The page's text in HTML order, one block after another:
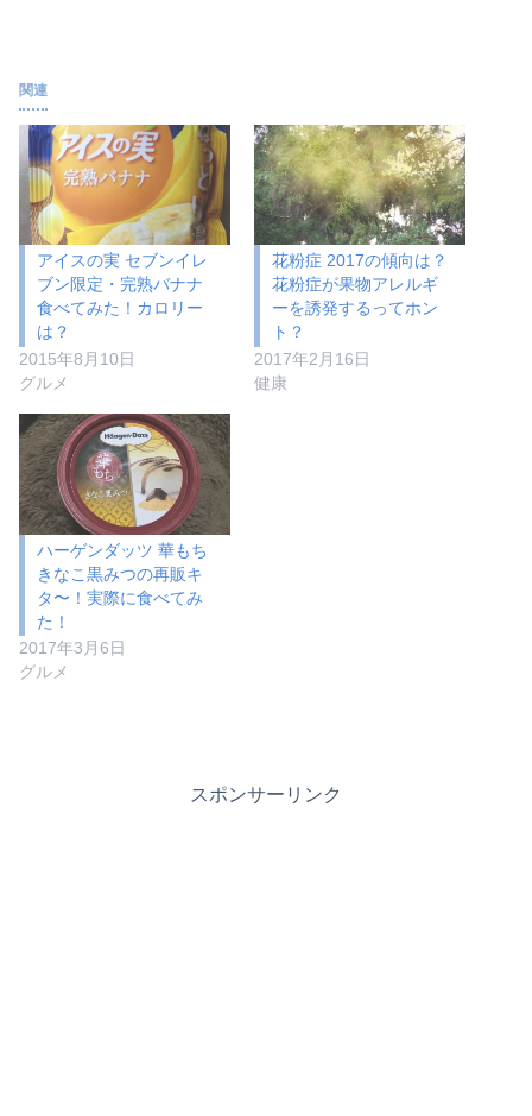
関連
アイスの実 セブンイレ
ブン限定・完熟バナナ
食べてみた！カロリー
は？
2015年8月10日
グルメ
花粉症 2017の傾向は？
花粉症が果物アレルギ
ーを誘発するってホン
ト？
2017年2月16日
健康
ハーゲンダッツ 華もち
きなこ黒みつの再販キ
タ〜！実際に食べてみ
た！
2017年3月6日
グルメ
スポンサーリンク